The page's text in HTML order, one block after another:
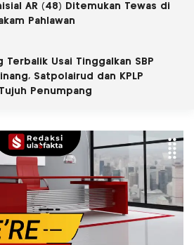
AR (48) Ditemukan Tewas di
Pahlawan
Terbalik Usai Tinggalkan SBP
Satpolairud dan KPLP
Penumpang